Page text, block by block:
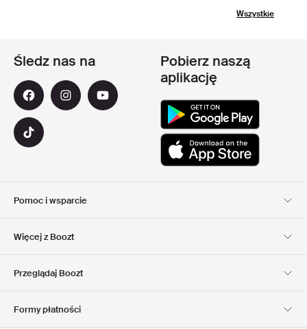
Wszystkie
Pomoc i wsparcie
Więcej z Boozt
Przeglądaj Boozt
Śledz nas na
Pobierz naszą
aplikację
Formy płatności